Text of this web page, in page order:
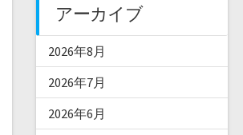
アーカイブ
2026年8月
2026年7月
2026年6月